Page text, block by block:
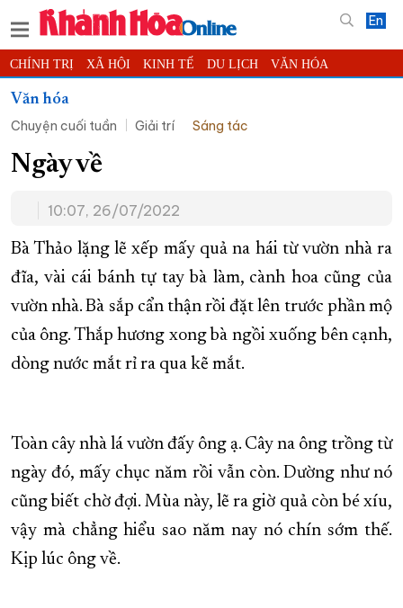
En
CHÍNH TRỊ XÃ HỘI KINH TẾ DU LỊCH VĂN HÓA
THỂ THAO
KHOA HỌC - CÔNG NGHỆ PHÁP LUẬT
THẾ GIỚI MULTIMEDIA
QUY HOẠCH TỈNH KHÁNH HÒA
TRƯỜNG SA BIỂN ĐẢO QUÊ HƯƠNG
CHUNG TAY CẢI CÁCH HÀNH CHÍNH
XÂY DỰNG NÔNG THÔN MỚI LỊCH CẮT ĐIỆN
TÀU - XE - MÁY BAY
KỶ NIỆM 370 NĂM XÂY DỰNG VÀ PHÁT TRIỂN TỈNH KHÁNH HÒA
ĐẠI HỘI ĐẢNG CÁC CẤP TRANG CHỦ VỀ BÁO KHÁNH HÒA
Văn hóa
Chuyện cuối tuần
Giải trí Sáng tác
Ngày về
10:07, 26/07/2022
Bà Thảo lặng lẽ xếp mấy quả na hái từ vườn nhà ra
đĩa, vài cái bánh tự tay bà làm, cành hoa cũng của
vườn nhà. Bà sắp cẩn thận rồi đặt lên trước phần mộ
của ông. Thắp hương xong bà ngồi xuống bên cạnh,
dòng nước mắt rỉ ra qua kẽ mắt.
Toàn cây nhà lá vườn đấy ông ạ. Cây na ông trồng từ
ngày đó, mấy chục năm rồi vẫn còn. Dường như nó
cũng biết chờ đợi. Mùa này, lẽ ra giờ quả còn bé xíu,
vậy mà chẳng hiểu sao năm nay nó chín sớm thế.
Kịp lúc ông về.